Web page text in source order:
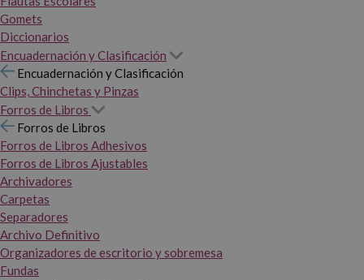
Gomets
Diccionarios
Encuadernación y Clasificación
Encuadernación y Clasificación
Clips, Chinchetas y Pinzas
Forros de Libros
Forros de Libros
Forros de Libros Adhesivos
Forros de Libros Ajustables
Archivadores
Carpetas
Separadores
Archivo Definitivo
Organizadores de escritorio y sobremesa
Fundas